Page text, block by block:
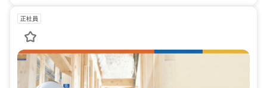
正社員